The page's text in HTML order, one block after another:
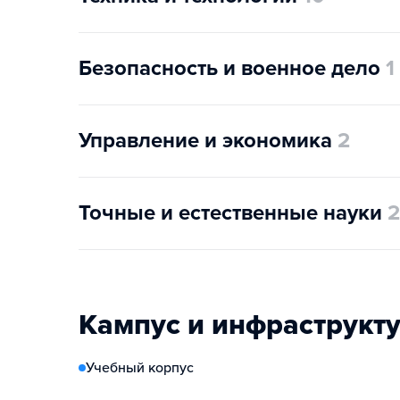
Безопасность и военное дело 1
Управление и экономика 2
Точные и естественные науки 2
Кампус и
Учебный корпус